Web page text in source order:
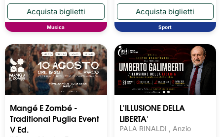
Musica Sport
Mangé E Zombé -
Traditional Puglia Event
V Ed.
L'ILLUSIONE DELLA
LIBERTA'
PALA RINALDI , Anzio